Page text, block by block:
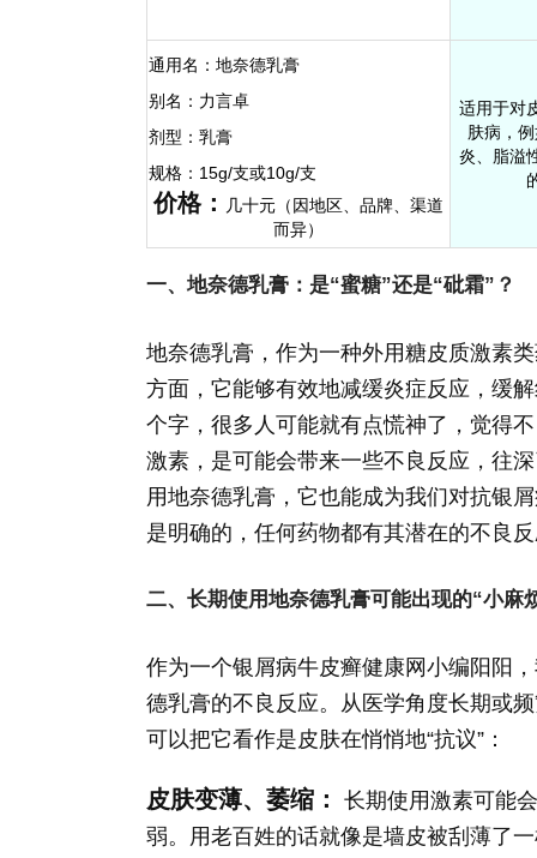
通用名： 地奈德乳膏
别名： 力言卓
剂型： 乳膏
规格： 15g/支或10g/支
价格：
几十元（因地区、品牌、渠道
而异）
适用于对
肤病，
炎、脂溢
一、地奈德乳膏：是“蜜糖”还是“砒霜”？
地奈德乳膏，作为一种外用糖皮质激素
方面，它能够有效地减缓炎症反应，缓
个字，很多人可能就有点慌神了，觉得
激素，是可能会带来一些不良反应，往
用地奈德乳膏，它也能成为我们对抗银
是明确的，任何药物都有其潜在的不良
二、长期使用地奈德乳膏可能出现的“小麻
作为一个银屑病牛皮癣健康网小编阳阳
德乳膏的不良反应。从医学角度长期或
可以把它看作是皮肤在悄悄地“抗议”：
皮肤变薄、萎缩：
长期使用激素可能
弱。用老百姓的话就像是墙皮被刮薄了